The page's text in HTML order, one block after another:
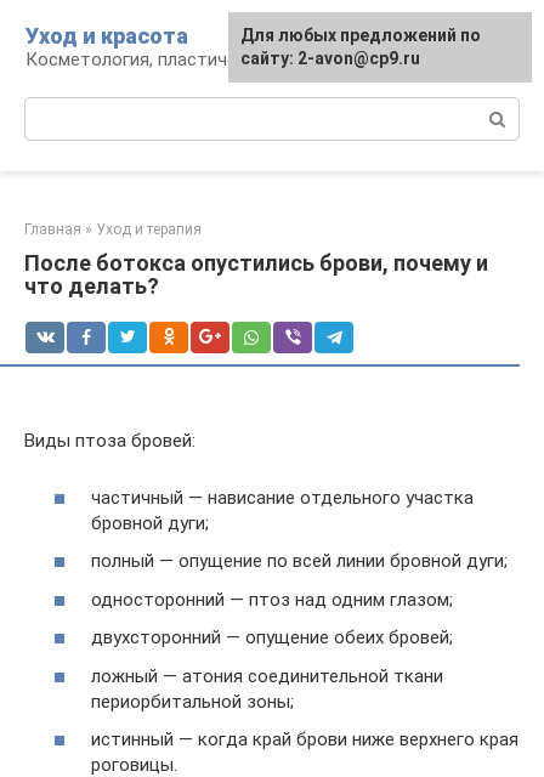
контенту
Уход и красота
Косметология, пластическая хирургия, уход
Главная » Уход и терапия
После ботокса опустились брови, почему и
что делать?
Виды птоза бровей:
частичный — нависание отдельного участка
бровной дуги;
полный — опущение по всей линии бровной дуги;
односторонний — птоз над одним глазом;
двухсторонний — опущение обеих бровей;
ложный — атония соединительной ткани
периорбитальной зоны;
истинный — когда край брови ниже верхнего края
роговицы.
Для любых предложений по
сайту: 2-avon@cp9.ru